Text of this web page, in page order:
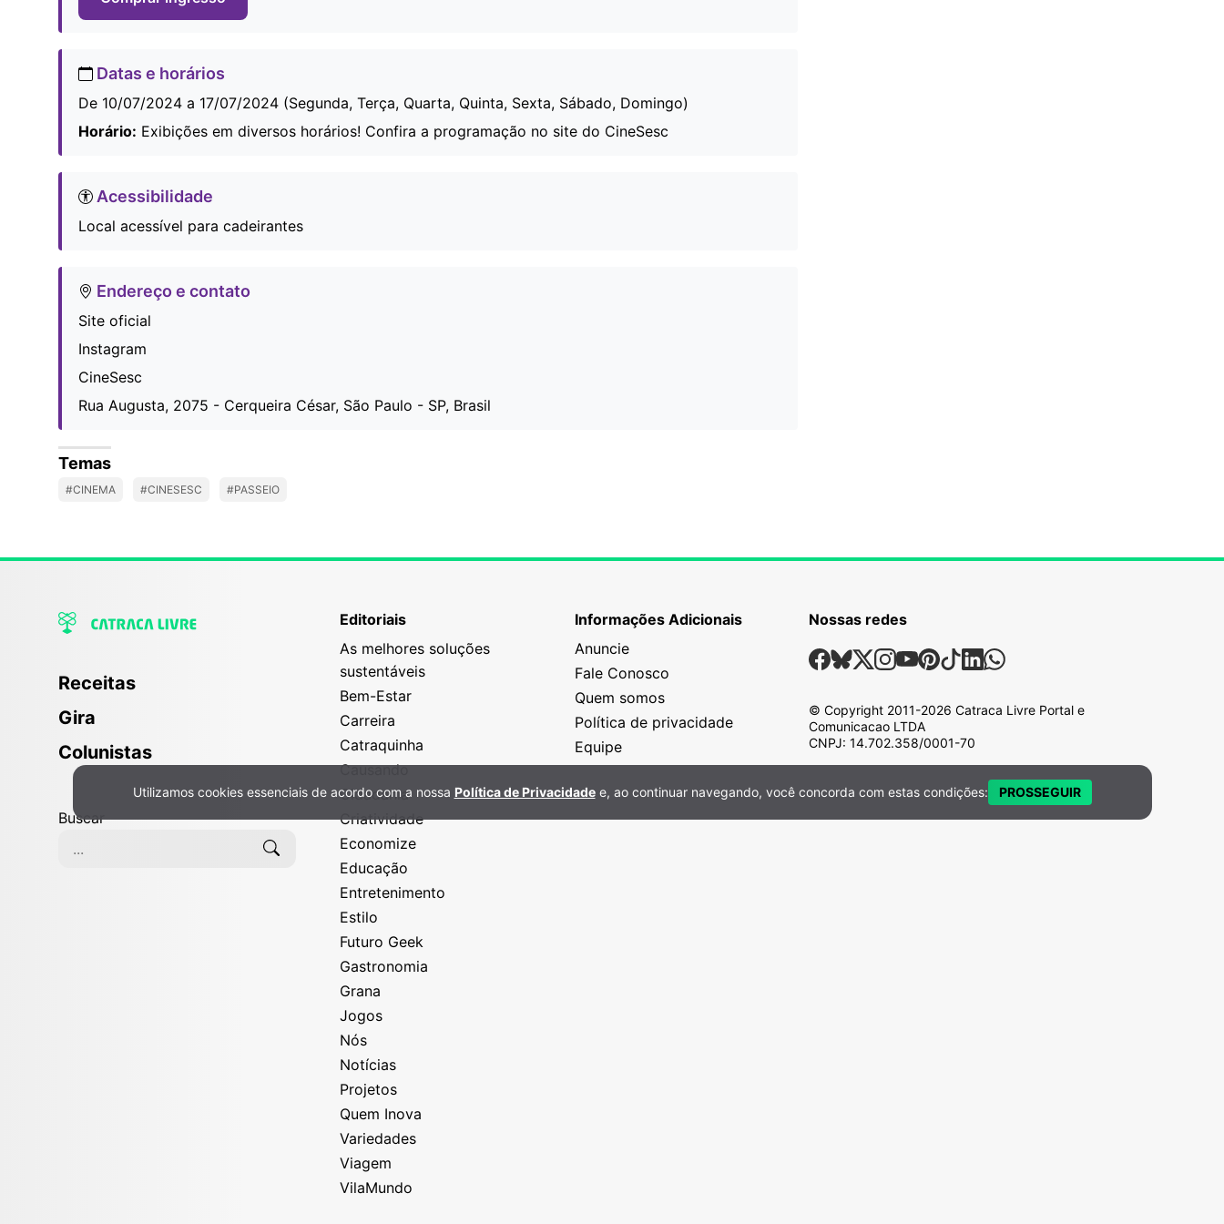
Datas e horários
De 10/07/2024 a 17/07/2024 (Segunda, Terça, Quarta, Quinta, Sexta, Sábado, Domingo)
Horário: Exibições em diversos horários! Confira a programação no site do CineSesc
Acessibilidade
Local acessível para cadeirantes
Endereço e contato
Site oficial
Instagram
CineSesc
Rua Augusta, 2075 - Cerqueira César, São Paulo - SP, Brasil
Temas
#CINEMA #CINESESC #PASSEIO
Receitas
Gira
Colunistas
Buscar
Editoriais
As melhores soluções
sustentáveis
Bem-Estar
Carreira
Catraquinha
Causando
Cidadania
Criatividade
Economize
Educação
Entretenimento
Estilo
Futuro Geek
Gastronomia
Grana
Jogos
Nós
Notícias
Projetos
Quem Inova
Variedades
Viagem
VilaMundo
Informações Adicionais
Anuncie
Fale Conosco
Quem somos
Política de privacidade
Equipe
Nossas redes
Nossas Redes Sociais
Facebook
Bsky
X Instagram
Youtube
Pinterest
TiktokLinkedin
Whatsapp
© Copyright 2011-2026 Catraca Livre Portal e
Comunicacao LTDA
CNPJ: 14.702.358/0001-70
Política de Privacidade e Cookies
Utilizamos cookies essenciais de acordo com a nossa Política de Privacidadee, ao continuar navegando, você concorda com estas condições: PROSSEGUIR